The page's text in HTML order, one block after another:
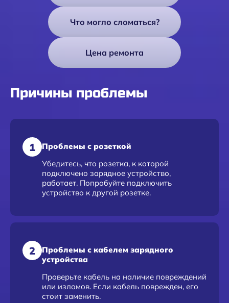
Что могло сломаться?
Цена ремонта
Причины проблемы
1
Проблемы с розеткой
Убедитесь, что розетка, к которой
подключено зарядное устройство,
работает. Попробуйте подключить
устройство к другой розетке.
2
Проблемы с кабелем зарядного
устройства
Проверьте кабель на наличие повреждений
или изломов. Если кабель поврежден, его
стоит заменить.